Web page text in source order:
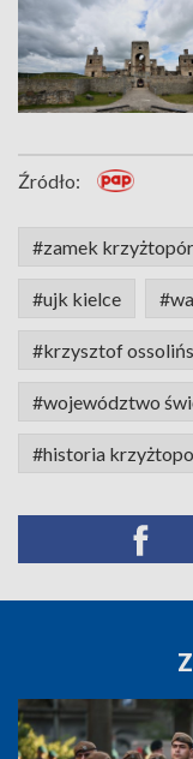
Źródło:
#zamek krzyżtopór
#ujk kielce
#krzysztof
#województwo
#historia